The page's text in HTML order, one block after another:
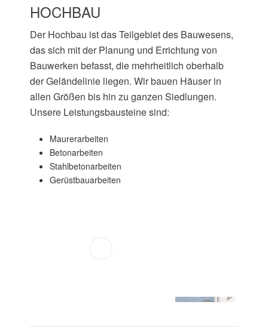
HOCHBAU
Der Hochbau ist das Teilgebiet des Bauwesens,
das sich mit der Planung und Errichtung von
Bauwerken befasst, die mehrheitlich oberhalb
der Geländelinie liegen. Wir bauen Häuser in
allen Größen bis hin zu ganzen Siedlungen.
Unsere Leistungsbausteine sind:
Maurerarbeiten
Betonarbeiten
Stahlbetonarbeiten
Gerüstbauarbeiten